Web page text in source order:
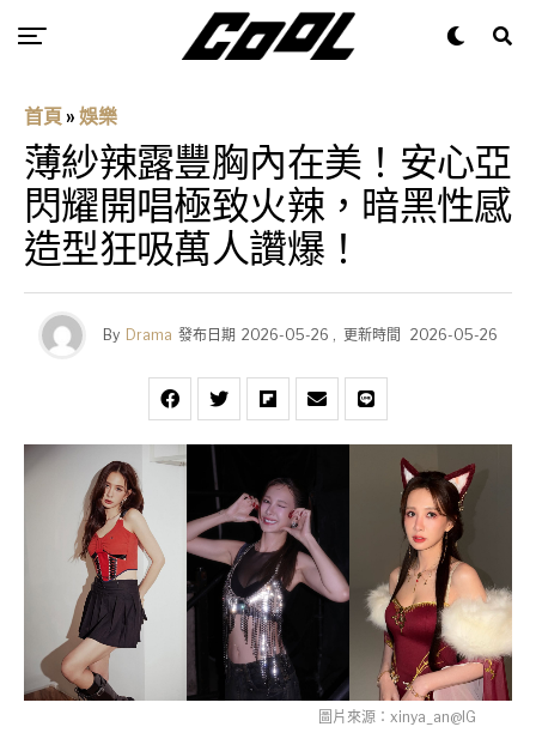
首頁 » 娛樂
薄紗辣露豐胸內在美！安心亞
閃耀開唱極致火辣，暗黑性感
造型狂吸萬人讚爆！
By Drama 發布日期 2026-05-26 , 更新時間 2026-05-26
圖片來源：xinya_an@IG